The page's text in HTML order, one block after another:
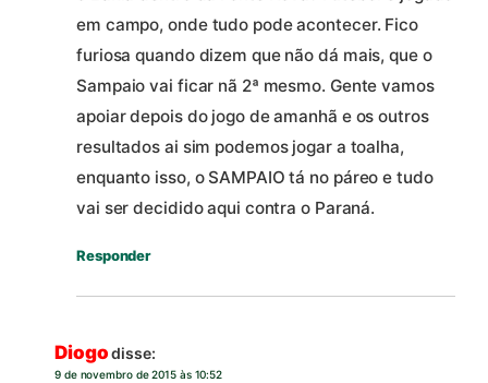
em campo, onde tudo pode acontecer. Fico
furiosa quando dizem que não dá mais, que o
Sampaio vai ficar nã 2ª mesmo. Gente vamos
apoiar depois do jogo de amanhã e os outros
resultados ai sim podemos jogar a toalha,
enquanto isso, o SAMPAIO tá no páreo e tudo
vai ser decidido aqui contra o Paraná.
Responder
Diogo disse:
9 de novembro de 2015 às 10:52